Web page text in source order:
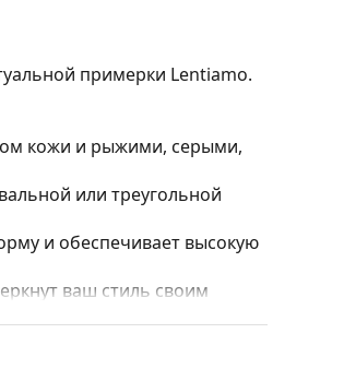
примерки Lentiamo.
кожи и рыжими, серыми,
или треугольной
и обеспечивает высокую
ваш стиль своим
толстые с более